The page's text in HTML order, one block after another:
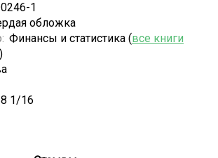
1
обложка
Финансы и статистика (все книги
)
1/16